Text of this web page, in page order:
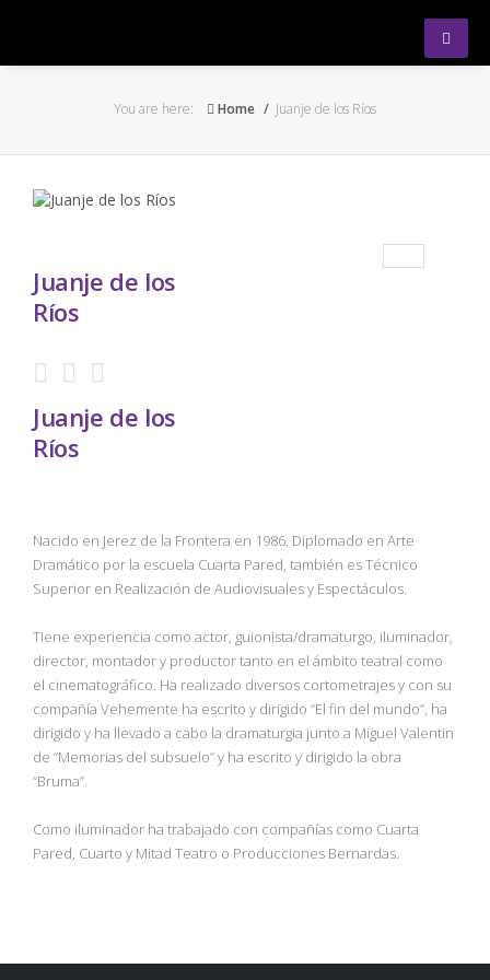
Próximas funciones
You are here: Home Juanje de los Ríos
Juanje de los
Ríos
Juanje de los
Ríos
Nacido en Jerez de la Frontera en 1986. Diplomado en Arte
Dramático por la escuela Cuarta Pared, también es Técnico
Superior en Realización de Audiovisuales y Espectáculos.
Tiene experiencia como actor, guionista/dramaturgo, iluminador,
director, montador y productor tanto en el ámbito teatral como
el cinematográfico. Ha realizado diversos cortometrajes y con su
compañía Vehemente ha escrito y dirigido “El fin del mundo”, ha
dirigido y ha llevado a cabo la dramaturgia junto a Miguel Valentin
de “Memorias del subsuelo” y ha escrito y dirigido la obra
“Bruma”.
Como iluminador ha trabajado con compañías como Cuarta
Pared, Cuarto y Mitad Teatro o Producciones Bernardas.